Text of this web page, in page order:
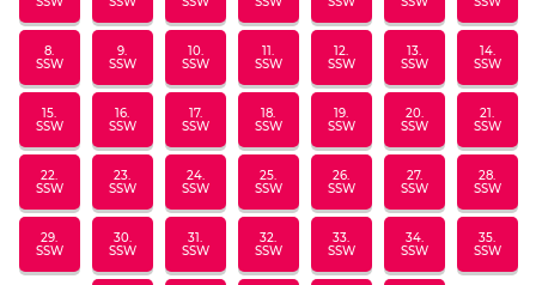
8.
SSW
9.
SSW
10.
SSW
11.
SSW
12.
SSW
13.
SSW
14.
SSW
15.
SSW
16.
SSW
17.
SSW
18.
SSW
19.
SSW
20.
SSW
21.
SSW
22.
SSW
23.
SSW
24.
SSW
25.
SSW
26.
SSW
27.
SSW
28.
SSW
29.
SSW
30.
SSW
31.
SSW
32.
SSW
33.
SSW
34.
SSW
35.
SSW